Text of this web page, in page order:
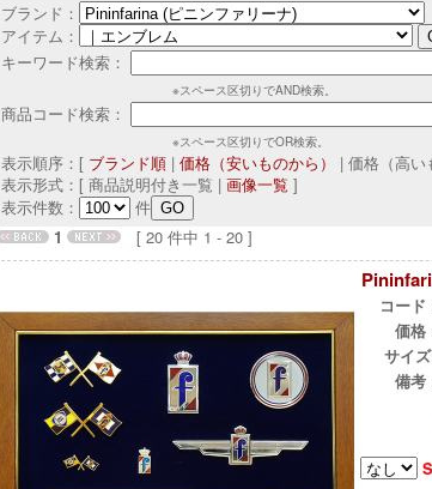
ブランド：
アイテム：
キーワード検索：
※スペース区切りでAND検索。
商品コード検索：
※スペース区切りでOR検索。
表示順序：[ ブランド順 | 価格（安いものから）
| 価格（高い
表示形式：[ 商品説明付き一覧 | 画像一覧 ]
表示件数：
件
1
[ 20 件中 1 - 20 ]
コード
価格
サイ
備考